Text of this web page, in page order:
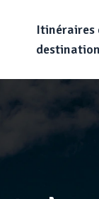
Itinéraires